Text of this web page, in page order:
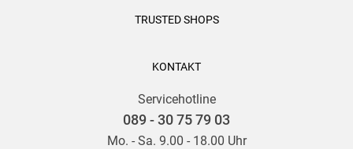
TRUSTED SHOPS
KONTAKT
Servicehotline
089 - 30 75 79 03
Mo. - Sa. 9.00 - 18.00 Uhr